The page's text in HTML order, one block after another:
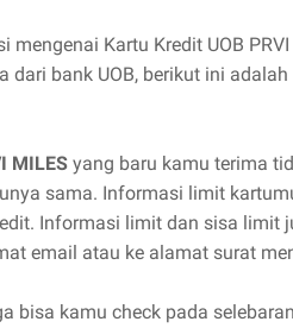
mengenai Kartu Kredit UOB
dari bank UOB, berikut ini
MILES yang baru kamu terima
sama. Informasi limit
Informasi limit dan sisa limit
email atau ke alamat surat
bisa kamu check pada